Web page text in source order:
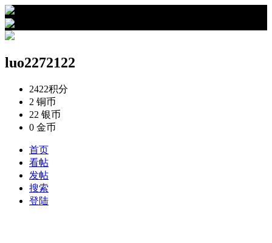
luo2272122
2422积分
2 铜币
22 银币
0 金币
首页
看帖
发帖
搜索
登陆